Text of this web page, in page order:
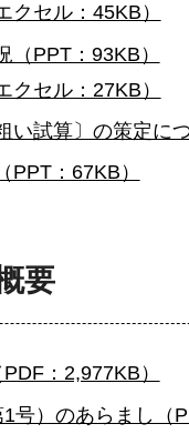
セル：45KB）
PPT：93KB）
クセル：27KB）
試算〕の策定に
：67KB）
要
：2,977KB）
）のあらまし（